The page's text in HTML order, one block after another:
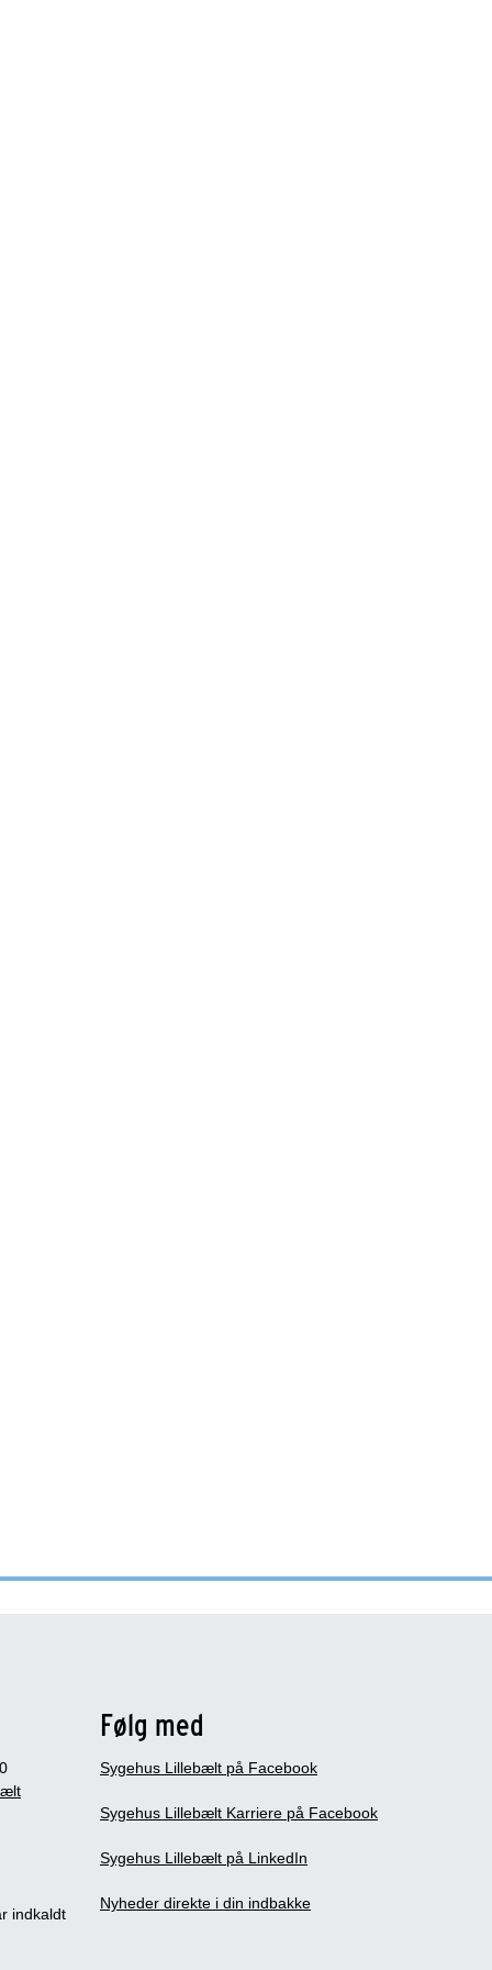
indkaldt
Følg med
Sygehus Lillebælt på Facebook
Sygehus Lillebælt Karriere på Facebook
Sygehus Lillebælt på LinkedIn
Nyheder direkte i din indbakke